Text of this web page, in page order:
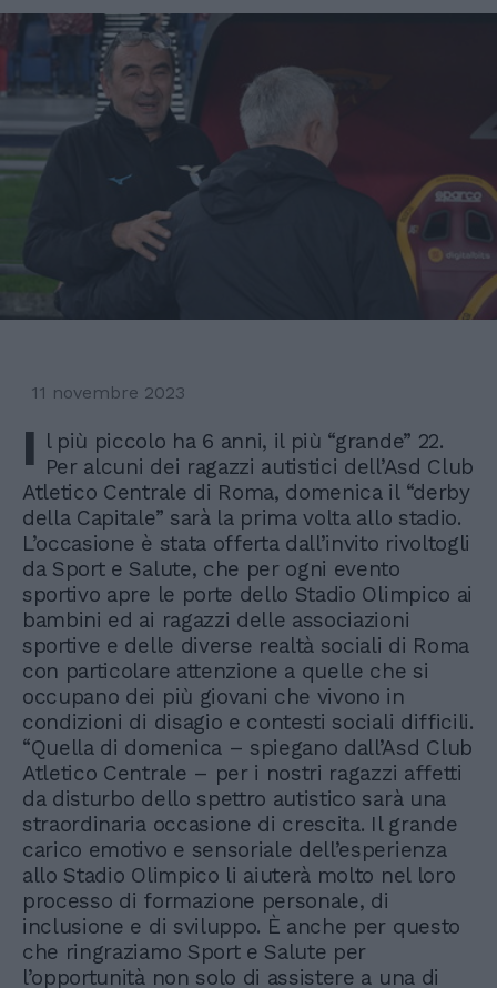
11 novembre 2023
I l più piccolo ha 6 anni, il più “grande” 22.
Per alcuni dei ragazzi autistici dell’Asd Club
Atletico Centrale di Roma, domenica il “derby
della Capitale” sarà la prima volta allo stadio.
L’occasione è stata offerta dall’invito rivoltogli
da Sport e Salute, che per ogni evento
sportivo apre le porte dello Stadio Olimpico ai
bambini ed ai ragazzi delle associazioni
sportive e delle diverse realtà sociali di Roma
con particolare attenzione a quelle che si
occupano dei più giovani che vivono in
condizioni di disagio e contesti sociali difficili.
“Quella di domenica – spiegano dall’Asd Club
Atletico Centrale – per i nostri ragazzi affetti
da disturbo dello spettro autistico sarà una
straordinaria occasione di crescita. Il grande
carico emotivo e sensoriale dell’esperienza
allo Stadio Olimpico li aiuterà molto nel loro
processo di formazione personale, di
inclusione e di sviluppo. È anche per questo
che ringraziamo Sport e Salute per
l’opportunità non solo di assistere a una di